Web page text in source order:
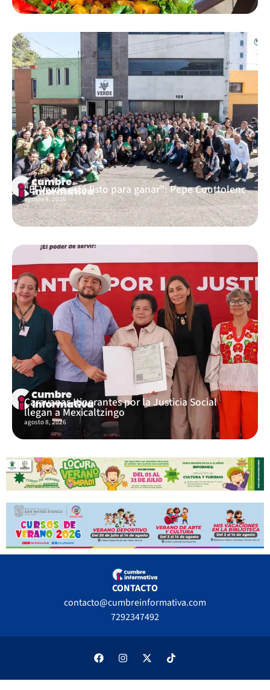
“El Verde está listo para ganar”: Pepe Couttolenc
agosto 9, 2026
Caravanas Itinerantes por la Justicia Social
llegan a Mexicaltzingo
agosto 8, 2026
CONTACTO
contacto@cumbreinformativa.com
7292347492